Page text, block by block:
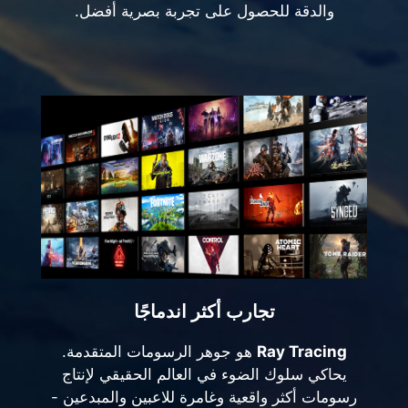
والدقة للحصول على تجربة بصرية أفضل.
تجارب أكثر اندماجًا
Ray Tracing هو جوهر الرسومات المتقدمة.
يحاكي سلوك الضوء في العالم الحقيقي لإنتاج
رسومات أكثر واقعية وغامرة للاعبين والمبدعين -